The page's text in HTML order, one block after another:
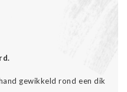
gewikkeld rond een dik